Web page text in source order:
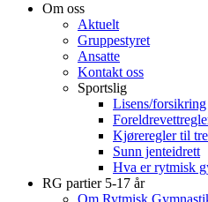
Om oss
Aktuelt
Gruppestyret
Ansatte
Kontakt oss
Sportslig
Lisens/forsikring
Kjøreregler til
Sunn jenteidrett
Hva er rytmisk
RG partier 5-17 år
Om Rytmisk